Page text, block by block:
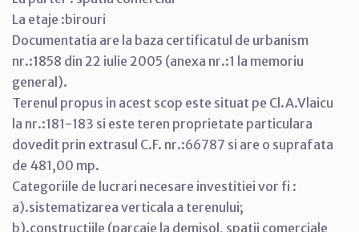
La etaje :birouri
Documentatia are la baza certificatul de urbanism
nr.:1858 din 22 iulie 2005 (anexa nr.:1 la memoriu
general).
Terenul propus in acest scop este situat pe Cl.A.Vlaicu
la nr.:181-183 si este teren proprietate particulara
dovedit prin extrasul C.F. nr.:66787 si are o suprafata
de 481,00 mp.
Categoriile de lucrari necesare investitiei vor fi :
a).sistematizarea verticala a terenului;
b).constructiile (parcaje la demisol, spatii comerciale